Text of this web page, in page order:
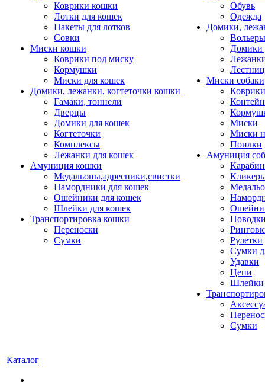
Коврики кошки
Лотки для кошек
Пакеты для лотков
Совки
Миски кошки
Коврики под миску
Кормушки
Миски для кошек
Домики, лежанки, когтеточки кошки
Гамаки, тоннели
Дверцы
Домики для кошек
Когтеточки
Комплексы
Лежанки для кошек
Амуниция кошки
Медальоны,адресники,свистки
Намордники для кошек
Ошейники для кошек
Шлейки для кошек
Транспортировка кошки
Переноски
Сумки
Обувь
Одежда
Домики,
Домики
Миски собаки
Миски
Миски
Поилки
Амуниция
Рулетки
Сумки
Удавки
Цепи
Шлейки
Сумки
Каталог